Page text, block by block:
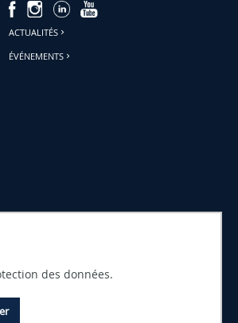
des données.
ACTUALITÉS
ÉVÉNEMENTS